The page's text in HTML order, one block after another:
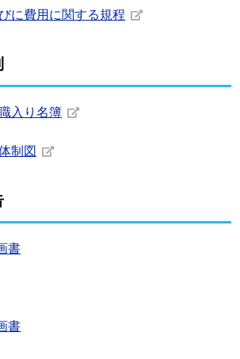
に費用に関する規程
入り名簿
制図
書
書